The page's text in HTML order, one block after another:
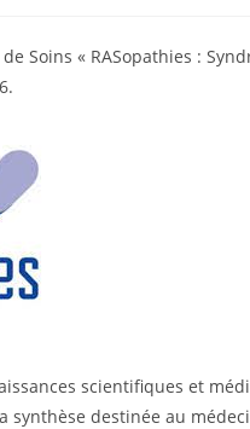
Soins « RASopathies :
scientifiques et
synthèse destinée au